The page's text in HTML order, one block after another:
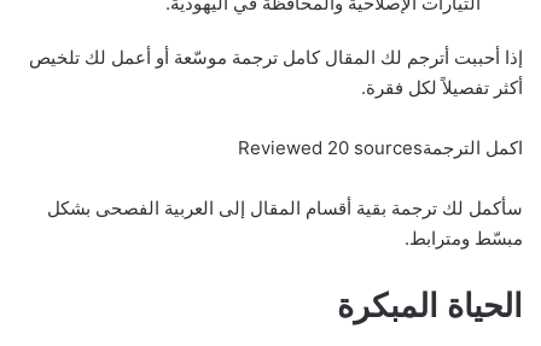
إذا أحببت أترجم لك المقال كامل ترجمة موسّعة أو أعمل لك تلخيص
أكثر تفصيلاً لكل فقرة.
اكمل الترجمةReviewed 20 sources
سأكمل لك ترجمة بقية أقسام المقال إلى العربية الفصحى بشكل
مبسّط ومترابط.
الحياة المبكرة